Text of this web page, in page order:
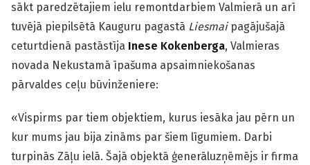
sākt paredzētajiem ielu remontdarbiem Valmierā un arī
tuvējā piepilsētā Kauguru pagastā Liesmaipagājušajā
ceturtdienā pastāstīja Inese Kokenberga, Valmieras
novada Nekustamā īpašuma apsaimniekošanas
pārvaldes ceļu būvinženiere:
«Vispirms par tiem objektiem, kurus iesāka jau pērn un
kur mums jau bija zināms par šiem līgumiem. Darbi
turpinās Zāļu ielā. Šajā objektā ģenerāluzņēmējs ir firma